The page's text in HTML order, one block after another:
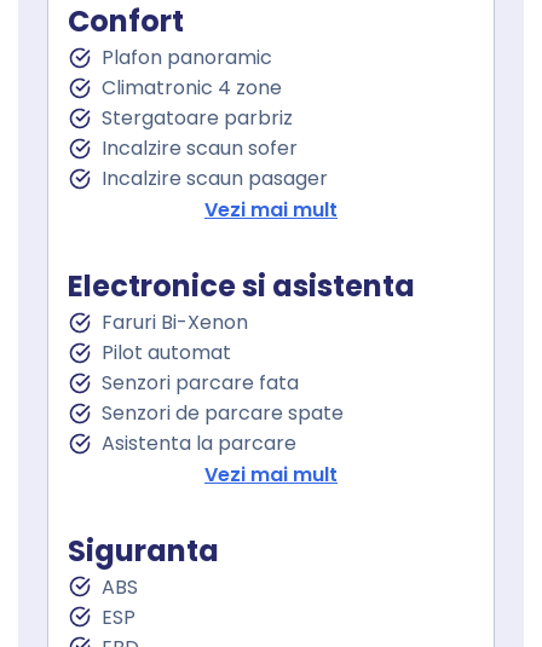
Confort
Plafon panoramic
Climatronic 4 zone
Stergatoare parbriz
Incalzire scaun sofer
Incalzire scaun pasager
Volan de piele
Volan cu comenzi
Keyless go
Pornire motor Keyless
Senzor ploaie
Geamuri spate electrice
Vezi mai mult
Electronice si asistenta
Faruri Bi-Xenon
Pilot automat
Senzori parcare fata
Senzori de parcare spate
Asistenta la parcare
Oglindă laterală electrică
Conducere autonoma
Lumini de zi
Lumini de zi LED
Follow me home
Vezi mai mult
Siguranta
ABS
ESP